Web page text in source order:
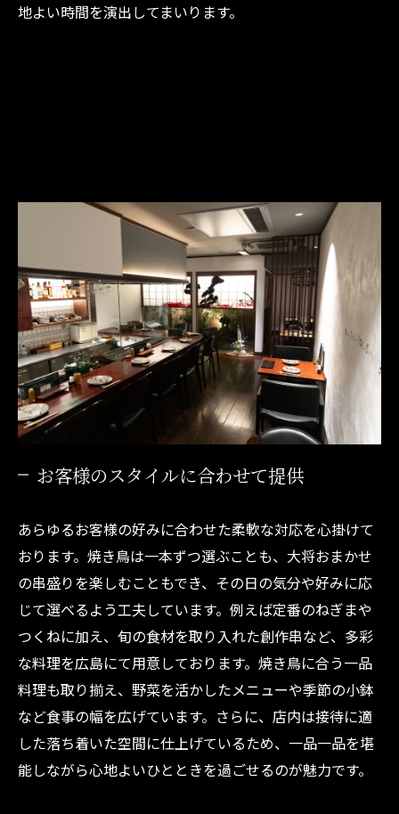
地よい時間を演出してまいります。
お客様のスタイルに合わせて提供
あらゆるお客様の好みに合わせた柔軟な対応を心掛けて
おります。焼き鳥は一本ずつ選ぶことも、大将おまかせ
の串盛りを楽しむこともでき、その日の気分や好みに応
じて選べるよう工夫しています。例えば定番のねぎまや
つくねに加え、旬の食材を取り入れた創作串など、多彩
な料理を広島にて用意しております。焼き鳥に合う一品
料理も取り揃え、野菜を活かしたメニューや季節の小鉢
など食事の幅を広げています。さらに、店内は接待に適
した落ち着いた空間に仕上げているため、一品一品を堪
能しながら心地よいひとときを過ごせるのが魅力です。